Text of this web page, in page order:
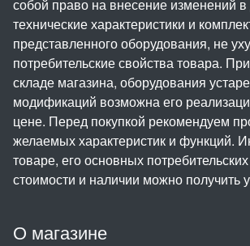
О магазине
собой право на внесение изменений в
технические характеристики и
представленного оборудования, не
потребительские свойства товара.
складе магазина, оборудования
модификаций возможна его
цене. Перед покупкой рекомендуем
желаемых характеристик и функций.
товаре, его основных
стоимости и наличии можно получить